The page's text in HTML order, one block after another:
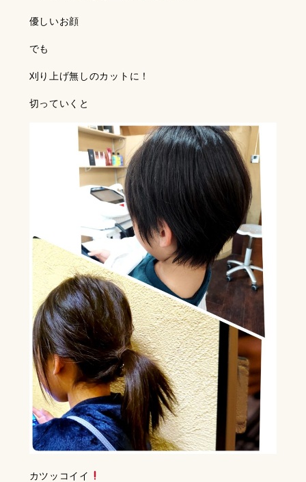
優しいお顔
でも
刈り上げ無しのカットに！
切っていくと
カツッコイイ